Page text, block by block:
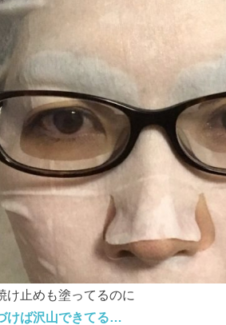
け止めも塗ってるのに
けば沢山できてる…